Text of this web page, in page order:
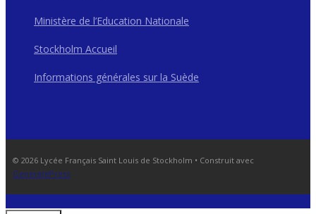
Ministère de l’Education Nationale
Stockholm Accueil
Informations générales sur la Suède
© 2026 Lycée Français Saint Louis de Stockholm • Construit avec
GeneratePress